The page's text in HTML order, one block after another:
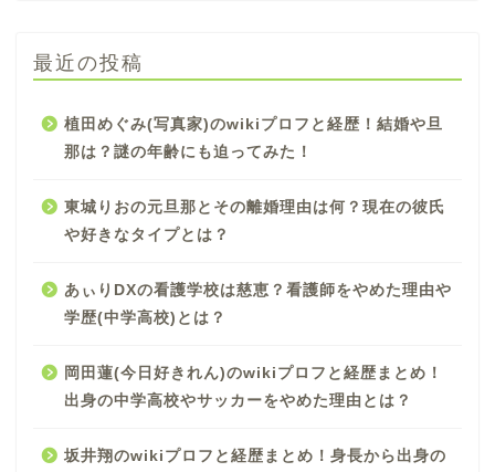
最近の投稿
植田めぐみ(写真家)のwikiプロフと経歴！結婚や旦
那は？謎の年齢にも迫ってみた！
東城りおの元旦那とその離婚理由は何？現在の彼氏
や好きなタイプとは？
あぃりDXの看護学校は慈恵？看護師をやめた理由や
学歴(中学高校)とは？
岡田蓮(今日好きれん)のwikiプロフと経歴まとめ！
出身の中学高校やサッカーをやめた理由とは？
坂井翔のwikiプロフと経歴まとめ！身長から出身の